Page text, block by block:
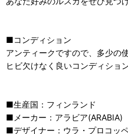
■コンディション
アンティークですので、多少の
ヒビ欠けなく良いコンディション
■生産国：フィンランド
■メーカー：アラビア(ARABIA)
■デザイナー：ウラ・プロコッ